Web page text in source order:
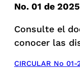
No. 01 de 2025
Consulte el
conocer las
CIRCULAR No 01-